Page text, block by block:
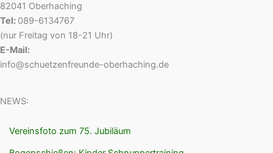
82041 Oberhaching
Tel: 089-6134767
(nur Freitag von 18-21 Uhr)
E-Mail:
info@schuetzenfreunde-oberhaching.de
NEWS:
Vereinsfoto zum 75. Jubiläum